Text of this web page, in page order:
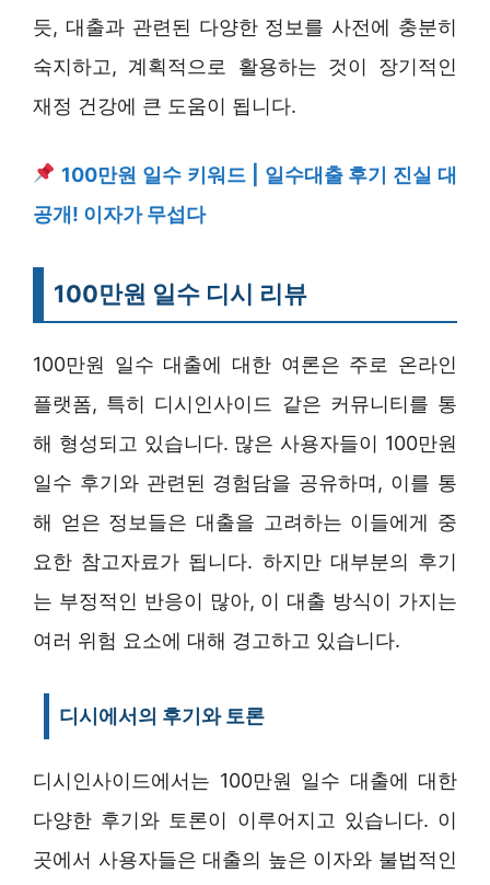
듯, 대출과 관련된 다양한 정보를 사전에 충분히
숙지하고, 계획적으로 활용하는 것이 장기적인
재정 건강에 큰 도움이 됩니다.
100만원 일수 키워드 | 일수대출 후기 진실 대
공개! 이자가 무섭다
100만원 일수 디시 리뷰
100만원 일수 대출에 대한 여론은 주로 온라인
플랫폼, 특히 디시인사이드 같은 커뮤니티를 통
해 형성되고 있습니다. 많은 사용자들이 100만원
일수 후기와 관련된 경험담을 공유하며, 이를 통
해 얻은 정보들은 대출을 고려하는 이들에게 중
요한 참고자료가 됩니다. 하지만 대부분의 후기
는 부정적인 반응이 많아, 이 대출 방식이 가지는
여러 위험 요소에 대해 경고하고 있습니다.
디시에서의 후기와 토론
디시인사이드에서는 100만원 일수 대출에 대한
다양한 후기와 토론이 이루어지고 있습니다. 이
곳에서 사용자들은 대출의 높은 이자와 불법적인